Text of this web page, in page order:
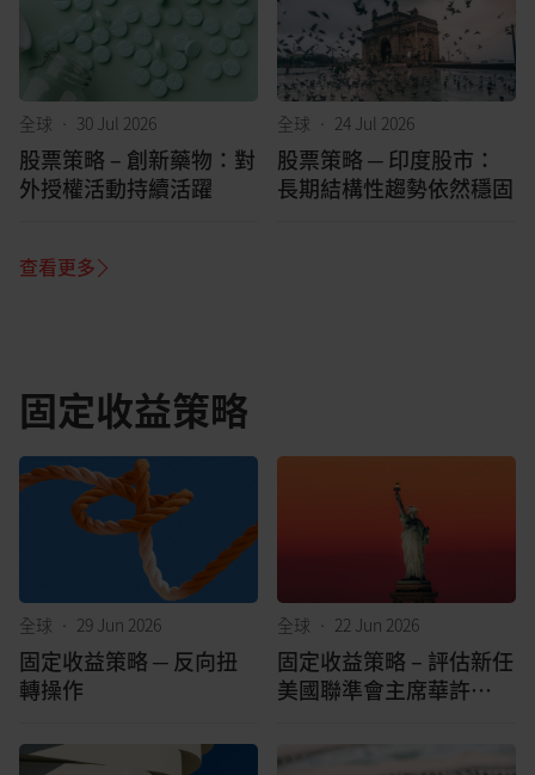
全球 • 30 Jul 2026
股票策略 – 創新藥物：對
外授權活動持續活躍
全球 • 24 Jul 2026
股票策略 ─ 印度股市：
長期結構性趨勢依然穩固
查看更多
固定收益策略
全球 • 29 Jun 2026
固定收益策略 ─ 反向扭
轉操作
全球 • 22 Jun 2026
固定收益策略 – 評估新任
美國聯準會主席華許